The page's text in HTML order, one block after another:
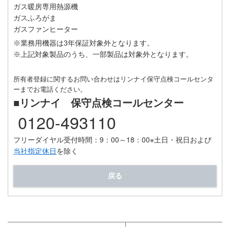
ガス暖房専用熱源機
ガスふろがま
ガスファンヒーター
※業務用機器は3年保証対象外となります。
※上記対象製品のうち、一部製品は対象外となります。
所有者登録に関するお問い合わせはリンナイ保守点検コールセンタ
ーまでお電話ください。
■リンナイ 保守点検コールセンター
0120-493110
フリーダイヤル受付時間：9：00～18：00※土日・祝日および
当社指定休日を除く
戻る